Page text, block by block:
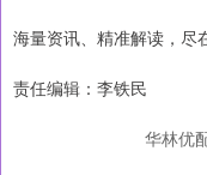
海量资讯、精准解读，尽
责任编辑：李铁民
华林优